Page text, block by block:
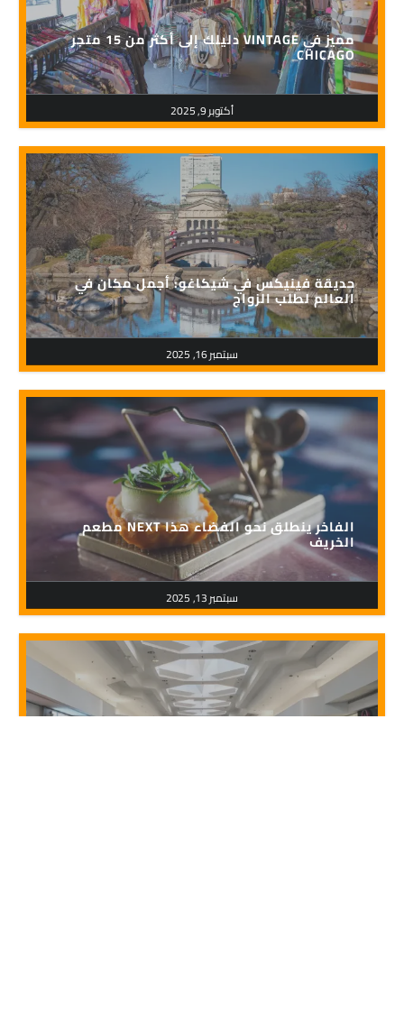
أكتوبر 9, 2025
دليلك إلى أكثر من 15 متجر VINTAGE مميز في
CHICAGO
سبتمبر 16, 2025
حديقة فينيكس في شيكاغو: أجمل مكان في
العالم لطلب الزواج
سبتمبر 13, 2025
مطعم NEXT الفاخر ينطلق نحو الفضاء هذا
الخريف